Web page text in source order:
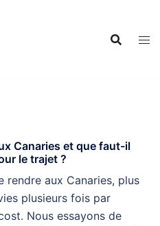
Canaries et que faut-il
le trajet ?
rendre aux Canaries, plus
plusieurs fois par
Nous essayons de